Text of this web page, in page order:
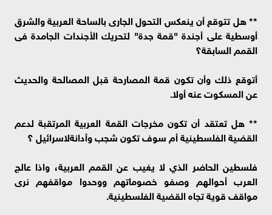
** هل تتوقع أن ينعكس التحول الجارى بالساحة العربية والشرق
أوسطية على أجندة "قمة جدة" لتحريك الأجندات الجامدة فى
القمم السابقة؟
أتوقع ذلك وأن تكون قمة المصارحة قبل المصالحة والحديث
عن المسكوت عنه أولا.
** هل تعتقد أن تكون مخرجات القمة العربية المرتقبة لدعم
القضية الفلسطينية أم سوف تكون شجب وأدانةلاسرائيل ؟
فلسطين الحاضر الذي لا يغيب عن القمم العربية، واذا عالج
العرب أحوالهم وصفو خصوماتهم ووحدوا مواقفهم نرى
مواقف قوية تجاه القضية الفلسطينية.